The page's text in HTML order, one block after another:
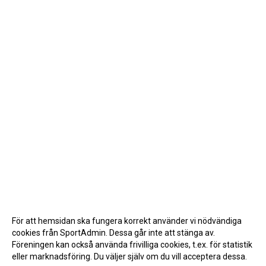
För att hemsidan ska fungera korrekt använder vi nödvändiga
cookies från SportAdmin. Dessa går inte att stänga av.
Föreningen kan också använda frivilliga cookies, t.ex. för statistik
eller marknadsföring. Du väljer själv om du vill acceptera dessa.